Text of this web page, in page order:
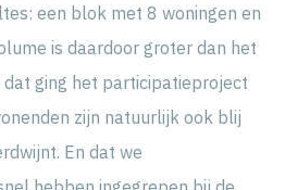
een blok met 8 woningen en
is daardoor groter dan het
dat ging het participatieproject
zijn natuurlijk ook blij
En dat we